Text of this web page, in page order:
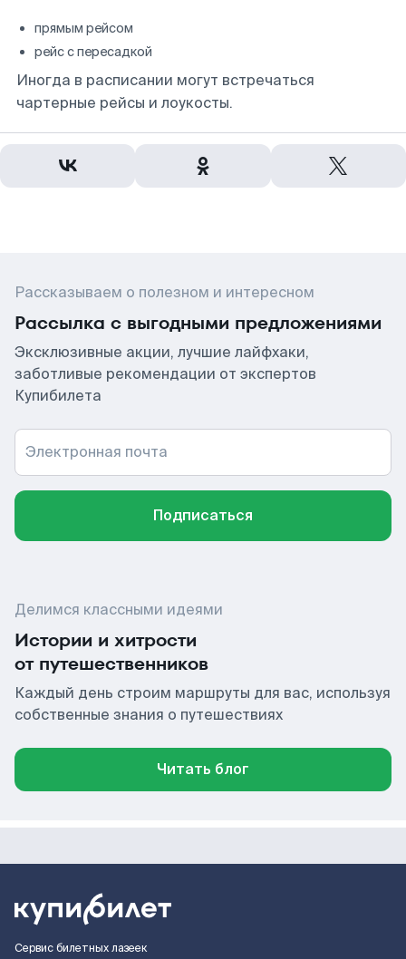
прямым рейсом
рейс с пересадкой
Иногда в расписании могут встречаться
чартерные рейсы и лоукосты.
Рассказываем о полезном и интересном
Рассылка с выгодными предложениями
Эксклюзивные акции, лучшие лайфхаки,
заботливые рекомендации от экспертов
Купибилета
Электронная почта
Подписаться
Делимся классными идеями
Истории и хитрости
от путешественников
Каждый день строим маршруты для вас, используя
собственные знания о путешествиях
Читать блог
Сервис билетных лазеек